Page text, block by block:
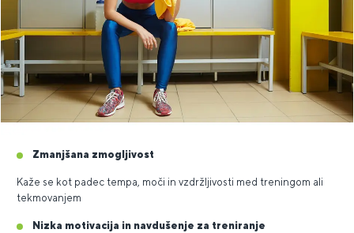
Zmanjšana zmogljivost
Kaže se kot padec tempa, moči in vzdržljivosti med treningom ali
tekmovanjem
Nizka motivacija in navdušenje za treniranje